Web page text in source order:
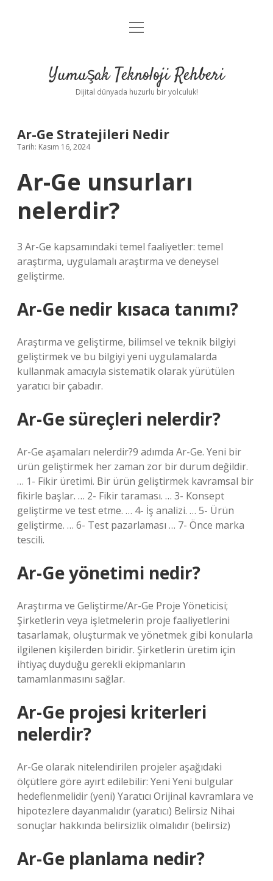
Anasayfa
Yasal Uyarı
menüyü
Yumuşak Teknoloji Rehberi
Dijital dünyada huzurlu bir yolculuk!
Ar-Ge Stratejileri Nedir
Tarih: Kasım 16, 2024
Ar-Ge unsurları
nelerdir?
3 Ar-Ge kapsamındaki temel faaliyetler: temel
araştırma, uygulamalı araştırma ve deneysel
geliştirme.
Ar-Ge nedir kısaca tanımı?
Araştırma ve geliştirme, bilimsel ve teknik bilgiyi
geliştirmek ve bu bilgiyi yeni uygulamalarda
kullanmak amacıyla sistematik olarak yürütülen
yaratıcı bir çabadır.
Ar-Ge süreçleri nelerdir?
Ar-Ge aşamaları nelerdir?9 adımda Ar-Ge. Yeni bir
ürün geliştirmek her zaman zor bir durum değildir.
… 1- Fikir üretimi. Bir ürün geliştirmek kavramsal bir
fikirle başlar. … 2- Fikir taraması. … 3- Konsept
geliştirme ve test etme. … 4- İş analizi. … 5- Ürün
geliştirme. … 6- Test pazarlaması … 7- Önce marka
tescili.
Ar-Ge yönetimi nedir?
Araştırma ve Geliştirme/Ar-Ge Proje Yöneticisi;
Şirketlerin veya işletmelerin proje faaliyetlerini
tasarlamak, oluşturmak ve yönetmek gibi konularla
ilgilenen kişilerden biridir. Şirketlerin üretim için
ihtiyaç duyduğu gerekli ekipmanların
tamamlanmasını sağlar.
Ar-Ge projesi kriterleri
nelerdir?
Ar-Ge olarak nitelendirilen projeler aşağıdaki
ölçütlere göre ayırt edilebilir: Yeni Yeni bulgular
hedeflenmelidir (yeni) Yaratıcı Orijinal kavramlara ve
hipotezlere dayanmalıdır (yaratıcı) Belirsiz Nihai
sonuçlar hakkında belirsizlik olmalıdır (belirsiz)
Ar-Ge planlama nedir?